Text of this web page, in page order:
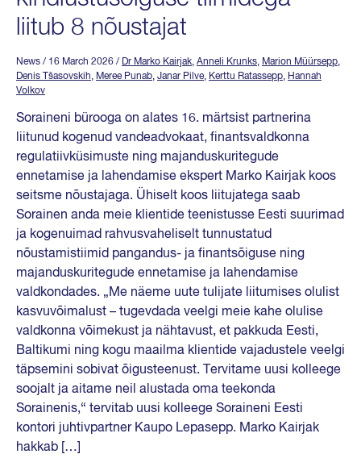
liitub 8 nõustajat
News / 16 March 2026 / Dr Marko Kairjak, Anneli Krunks, Marion Müürsepp,
Denis Tšasovskih, Meree Punab, Janar Pilve, Kerttu Ratassepp, Hannah
Volkov
Soraineni bürooga on alates 16. märtsist partnerina
liitunud kogenud vandeadvokaat, finantsvaldkonna
regulatiivküsimuste ning majanduskuritegude
ennetamise ja lahendamise ekspert Marko Kairjak koos
seitsme nõustajaga. Ühiselt koos liitujatega saab
Sorainen anda meie klientide teenistusse Eesti suurimad
ja kogenuimad rahvusvaheliselt tunnustatud
nõustamistiimid pangandus- ja finantsõiguse ning
majanduskuritegude ennetamise ja lahendamise
valdkondades. „Me näeme uute tulijate liitumises olulist
kasvuvõimalust – tugevdada veelgi meie kahe olulise
valdkonna võimekust ja nähtavust, et pakkuda Eesti,
Baltikumi ning kogu maailma klientide vajadustele veelgi
täpsemini sobivat õigusteenust. Tervitame uusi kolleege
soojalt ja aitame neil alustada oma teekonda
Sorainenis,“ tervitab uusi kolleege Soraineni Eesti
kontori juhtivpartner Kaupo Lepasepp. Marko Kairjak
hakkab […]